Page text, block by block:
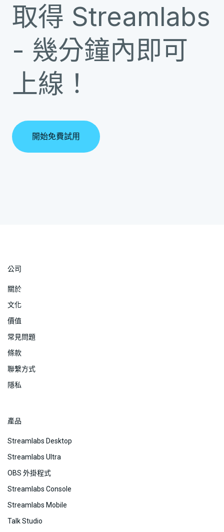
取得 Streamlabs
- 幾分鐘內即可
上線！
開始免費試用
公司
關於
文化
價值
常見問題
條款
聯繫方式
隱私
產品
Streamlabs Desktop
Streamlabs Ultra
OBS 外掛程式
Streamlabs Console
Streamlabs Mobile
Talk Studio